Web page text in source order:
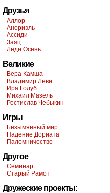
Друзья
Аллор
Анориэль
Ассиди
Заяц
Леди Осень
Великие
Вера Камша
Владимир Леви
Ира Голуб
Михаил Мазель
Ростислав Чебыкин
Игры
Безымянный мир
Падение Дориата
Паломничество
Другое
Семинар
Старый Рамот
Дружеские проекты: